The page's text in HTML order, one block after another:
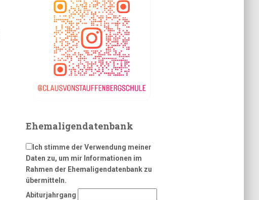
Ehemaligendatenbank
Ich stimme der Verwendung meiner
Daten zu, um mir Informationen im
Rahmen der Ehemaligendatenbank zu
übermitteln.
Abiturjahrgang